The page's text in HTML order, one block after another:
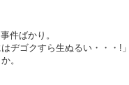
件ばかり。
ヂゴクすら生ぬるい・・・!」
。